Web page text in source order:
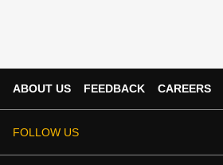
ABOUT US FEEDBACK CAREERS
FOLLOW US